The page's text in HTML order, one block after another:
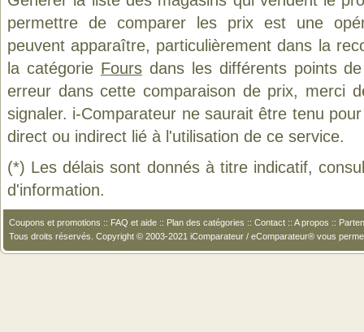
permettre de comparer les prix est une
peuvent apparaître, particulièrement dans la
la catégorie Foursdans les différents points
erreur dans cette comparaison de prix, merci
signaler. i-Comparateur ne saurait être tenu
direct ou indirect lié à l'utilisation de ce service.
(*) Les délais sont donnés à titre indicatif,
d'information.
Coupons et promotions :: FAQ et aide :: Plan des catégories :: Contact :: A propos ::
Tous droits réservés. Copyright © 2003-2021 iComparateur / eComparateur® vous